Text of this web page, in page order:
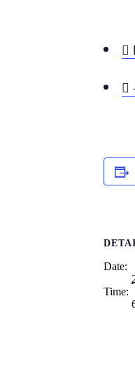


Date:
Time: